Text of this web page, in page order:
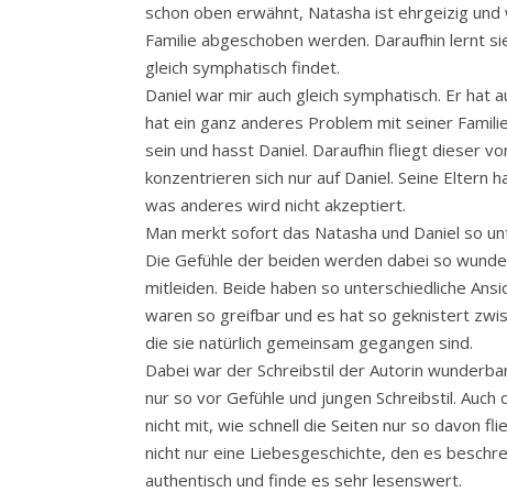
schon oben erwähnt, Natasha ist ehrgeizig
Familie abgeschoben werden. Daraufhin lernt
gleich symphatisch findet.
Daniel war mir auch gleich symphatisch. Er hat
hat ein ganz anderes Problem mit seiner
sein und hasst Daniel. Daraufhin fliegt dieser
konzentrieren sich nur auf Daniel. Seine Eltern
was anderes wird nicht akzeptiert.
Man merkt sofort das Natasha und Daniel so
Die Gefühle der beiden werden dabei so
mitleiden. Beide haben so unterschiedliche
waren so greifbar und es hat so geknistert
die sie natürlich gemeinsam gegangen sind.
Dabei war der Schreibstil der Autorin
nur so vor Gefühle und jungen Schreibstil.
nicht mit, wie schnell die Seiten nur so davon
nicht nur eine Liebesgeschichte, den es
authentisch und finde es sehr lesenswert.